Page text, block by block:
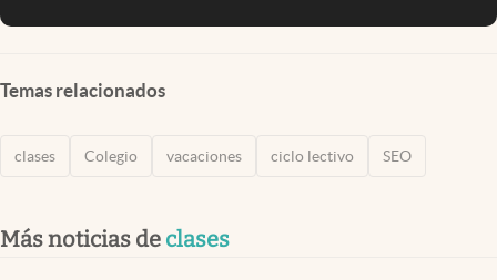
Temas relacionados
clases Colegio vacaciones ciclo lectivo SEO
Más noticias de clases